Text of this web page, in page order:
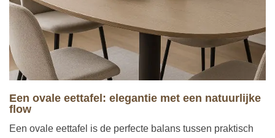
Een ovale eettafel: elegantie met een natuurlijke
flow
Een ovale eettafel is de perfecte balans tussen praktisch